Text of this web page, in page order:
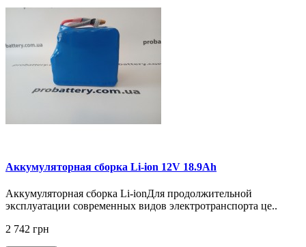
Аккумуляторная сборка Li-ion 12V 18.9Ah
Аккумуляторная сборка Li-ionДля продолжительной
эксплуатации современных видов электротранспорта це..
2 742 грн